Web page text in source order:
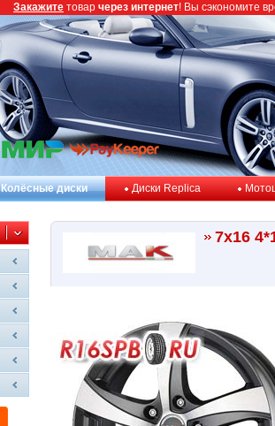
Колёсные диски Диски Replica
7x16
Закажите товар через интернет! Вы сэкономите